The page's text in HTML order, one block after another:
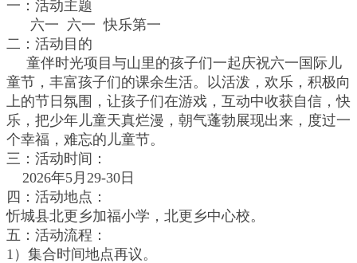
一：活动主题
六一 六一 快乐第一
二：活动目的
童伴时光项目与山里的孩子们一起庆祝六一国际儿
童节，丰富孩子们的课余生活。以活泼，欢乐，积极向
上的节日氛围，让孩子们在游戏，互动中收获自信，快
乐，把少年儿童天真烂漫，朝气蓬勃展现出来，度过一
个幸福，难忘的儿童节。
三：活动时间：
2026年5月29-30日
四：活动地点：
忻城县北更乡加福小学，北更乡中心校。
五：活动流程：
1）集合时间地点再议。